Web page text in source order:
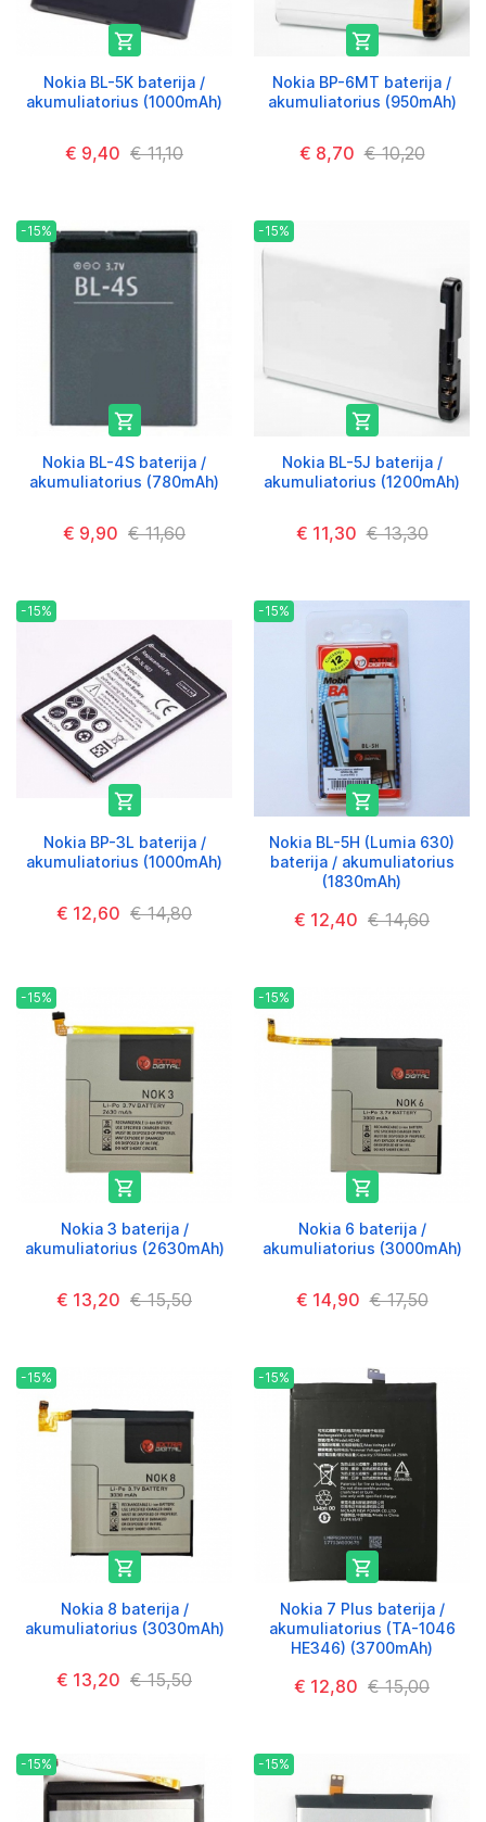

Nokia BL-5K baterija /
akumuliatorius (1000mAh)
€ 9,40 € 11,10

Nokia BP-6MT baterija /
akumuliatorius (950mAh)
€ 8,70 € 10,20
-15%

Nokia BL-4S baterija /
akumuliatorius (780mAh)
€ 9,90 € 11,60
-15%

Nokia BL-5J baterija /
akumuliatorius (1200mAh)
€ 11,30 € 13,30
-15%

Nokia BP-3L baterija /
akumuliatorius (1000mAh)
€ 12,60 € 14,80
-15%

Nokia BL-5H (Lumia 630)
baterija / akumuliatorius
(1830mAh)
€ 12,40 € 14,60
-15%

Nokia 3 baterija /
akumuliatorius (2630mAh)
€ 13,20 € 15,50
-15%

Nokia 6 baterija /
akumuliatorius (3000mAh)
€ 14,90 € 17,50
-15%

Nokia 8 baterija /
akumuliatorius (3030mAh)
€ 13,20 € 15,50
-15%

Nokia 7 Plus baterija /
akumuliatorius (TA-1046
HE346) (3700mAh)
€ 12,80 € 15,00
-15% -15%